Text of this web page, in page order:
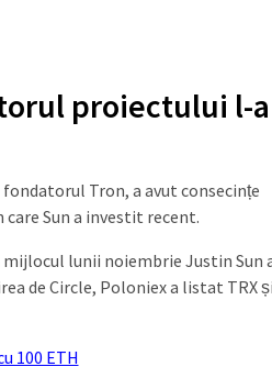
proiectului l-a
Tron, a avut consecințe
Sun a investit recent.
lunii noiembrie Justin Sun
de Circle, Poloniex a listat TRX
100 ETH